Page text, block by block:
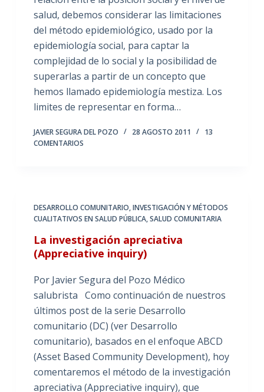
salud, debemos considerar las limitaciones
del método epidemiológico, usado por la
epidemiología social, para captar la
complejidad de lo social y la posibilidad de
superarlas a partir de un concepto que
hemos llamado epidemiología mestiza. Los
limites de representar en forma…
JAVIER SEGURA DEL POZO 28 AGOSTO 2011
13
COMENTARIOS
DESARROLLO COMUNITARIO,INVESTIGACIÓN Y MÉTODOS
CUALITATIVOS EN SALUD PÚBLICA,SALUD COMUNITARIA
La investigación apreciativa
(Appreciative inquiry)
Por Javier Segura del Pozo Médico
salubrista Como continuación de nuestros
últimos post de la serie Desarrollo
comunitario (DC) (ver Desarrollo
comunitario), basados en el enfoque ABCD
(Asset Based Community Development), hoy
comentaremos el método de la investigación
apreciativa (Appreciative inquiry), que